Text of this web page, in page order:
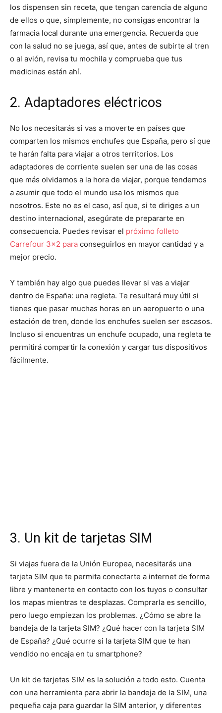
los dispensen sin receta, que tengan carencia de alguno
de ellos o que, simplemente, no consigas encontrar la
farmacia local durante una emergencia. Recuerda que
con la salud no se juega, así que, antes de subirte al tren
o al avión, revisa tu mochila y comprueba que tus
medicinas están ahí.
2. Adaptadores eléctricos
No los necesitarás si vas a moverte en países que
comparten los mismos enchufes que España, pero sí que
te harán falta para viajar a otros territorios. Los
adaptadores de corriente suelen ser una de las cosas
que más olvidamos a la hora de viajar, porque tendemos
a asumir que todo el mundo usa los mismos que
nosotros. Este no es el caso, así que, si te diriges a un
destino internacional, asegúrate de prepararte en
consecuencia. Puedes revisar el próximo folleto
Carrefour 3×2 para conseguirlos en mayor cantidad y a
mejor precio.
Y también hay algo que puedes llevar si vas a viajar
dentro de España: una regleta. Te resultará muy útil si
tienes que pasar muchas horas en un aeropuerto o una
estación de tren, donde los enchufes suelen ser escasos.
Incluso si encuentras un enchufe ocupado, una regleta te
permitirá compartir la conexión y cargar tus dispositivos
fácilmente.
3. Un kit de tarjetas SIM
Si viajas fuera de la Unión Europea, necesitarás una
tarjeta SIM que te permita conectarte a internet de forma
libre y mantenerte en contacto con los tuyos o consultar
los mapas mientras te desplazas. Comprarla es sencillo,
pero luego empiezan los problemas. ¿Cómo se abre la
bandeja de la tarjeta SIM? ¿Qué hacer con la tarjeta SIM
de España? ¿Qué ocurre si la tarjeta SIM que te han
vendido no encaja en tu smartphone?
Un kit de tarjetas SIM es la solución a todo esto. Cuenta
con una herramienta para abrir la bandeja de la SIM, una
pequeña caja para guardar la SIM anterior, y diferentes